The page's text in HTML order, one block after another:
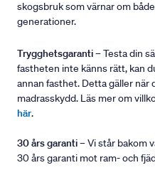
skogsbruk som värnar om
generationer.
Trygghetsgaranti– Testa din
fastheten inte känns rätt, kan
annan fasthet. Detta gäller när
madrasskydd. Läs mer om
här.
30 års garanti– Vi står bakom
30 års garanti mot ram- och